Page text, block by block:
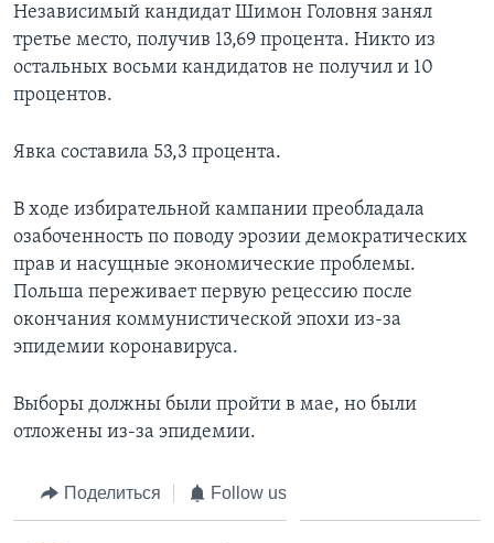
Независимый кандидат Шимон Головня занял
третье место, получив 13,69 процента. Никто из
остальных восьми кандидатов не получил и 10
процентов.
Явка составила 53,3 процента.
В ходе избирательной кампании преобладала
озабоченность по поводу эрозии демократических
прав и насущные экономические проблемы.
Польша переживает первую рецессию после
окончания коммунистической эпохи из-за
эпидемии коронавируса.
Выборы должны были пройти в мае, но были
отложены из-за эпидемии.
Поделиться Follow us